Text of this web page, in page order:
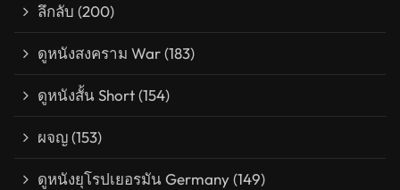
ลึกลับ (200)
ดูหนังสงคราม War(183)
ดูหนังสั้น Short(154)
ผจญ(153)
ดูหนังยุโรปเยอรมัน Germany(149)